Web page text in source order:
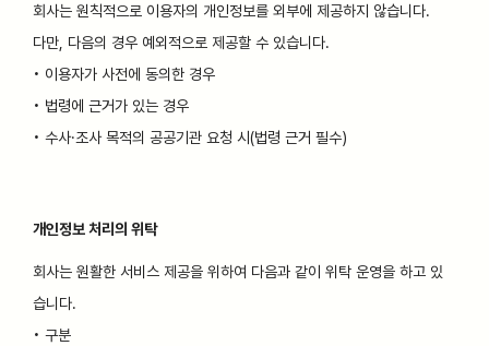
회사는 원칙적으로 이용자의 개인정보를 외부에 제공하지 않습니다.
다만, 다음의 경우 예외적으로 제공할 수 있습니다.
• 이용자가 사전에 동의한 경우
• 법령에 근거가 있는 경우
• 수사·조사 목적의 공공기관 요청 시(법령 근거 필수)
개인정보 처리의 위탁
회사는 원활한 서비스 제공을 위하여 다음과 같이 위탁 운영을 하고 있
습니다.
• 구분